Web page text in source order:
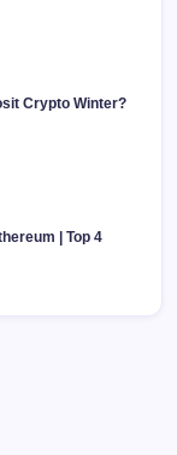
Crypto Winter?
| Top 4